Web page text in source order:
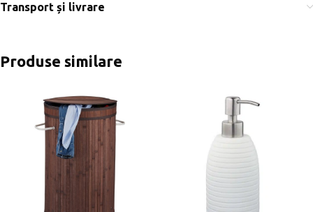
Transport și livrare
Produse similare